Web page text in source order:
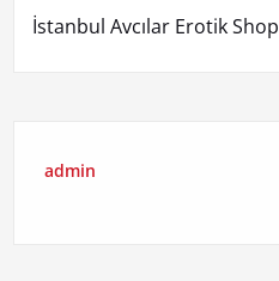
İstanbul Avcılar Erotik Shop
admin